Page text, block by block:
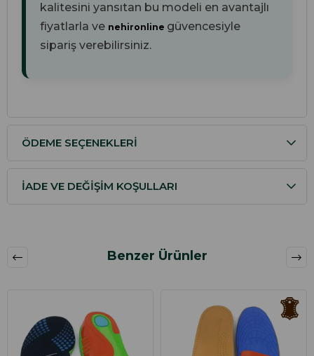
kalitesini yansıtan bu modeli en avantajlı
fiyatlarla ve nehironline güvencesiyle
sipariş verebilirsiniz.
ÖDEME SEÇENEKLERI
İADE VE DEĞIŞIM KOŞULLARI
Benzer Ürünler